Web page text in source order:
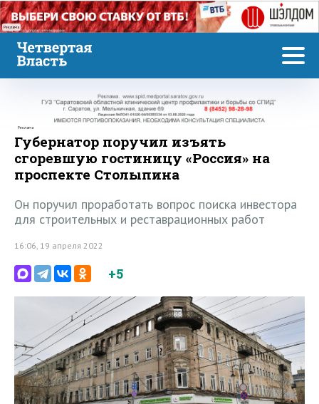
Реклама
Реклама
Губернатор поручил изъять
сгоревшую гостиницу «Россия» на
проспекте Столыпина
Он поручил проработать вопрос поиска инвестора
для строительных и реставрационных работ
16:06, 19 апреля 2022
+5